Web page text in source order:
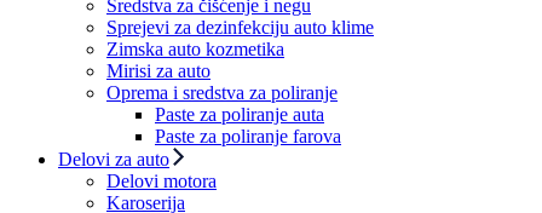
Sredstva za čišćenje i negu
Sprejevi za dezinfekciju auto klime
Zimska auto kozmetika
Mirisi za auto
Oprema i sredstva za poliranje
Paste za poliranje auta
Paste za poliranje farova
Delovi za auto
Delovi motora
Karoserija